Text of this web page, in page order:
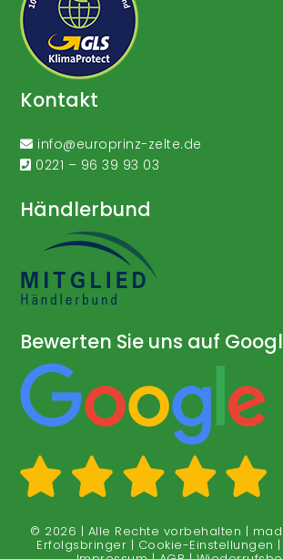
Kontakt
info@europrinz-zelte.de
0221 – 96 39 93 03
Händlerbund
Bewerten Sie uns auf
© 2026 | Alle Rechte vorbehalten |
Erfolgsbringer | Cookie-Einstellungen |